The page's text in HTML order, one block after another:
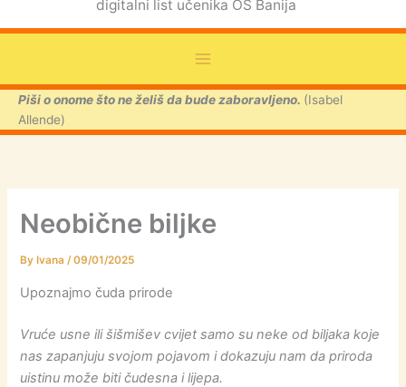
digitalni list učenika OŠ Banija
Piši o onome što ne želiš da bude zaboravljeno. (Isabel
Allende)
Neobične biljke
By Ivana/09/01/2025
Upoznajmo čuda prirode
Vruće usne ili šišmišev cvijet samo su neke od biljaka koje
nas zapanjuju svojom pojavom i dokazuju nam da priroda
uistinu može biti čudesna i lijepa.